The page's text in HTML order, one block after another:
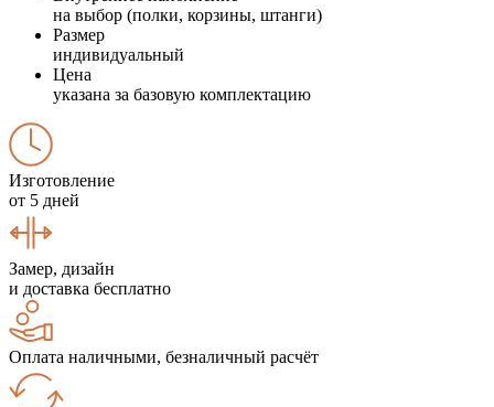
на выбор (полки, корзины, штанги)
Размер
индивидуальный
Цена
указана за базовую комплектацию
Изготовление
от 5 дней
Замер, дизайн
и доставка бесплатно
Оплата наличными, безналичный расчёт